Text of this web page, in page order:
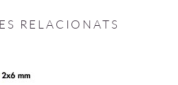
RELACIONATS